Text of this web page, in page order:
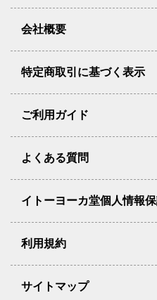
会社概要
特定商取引に基づく表示
ご利用ガイド
よくある質問
イトーヨーカ堂個人情報
利用規約
サイトマップ